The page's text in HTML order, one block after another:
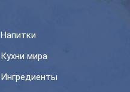
Напитки
Кухни мира
Ингредиенты